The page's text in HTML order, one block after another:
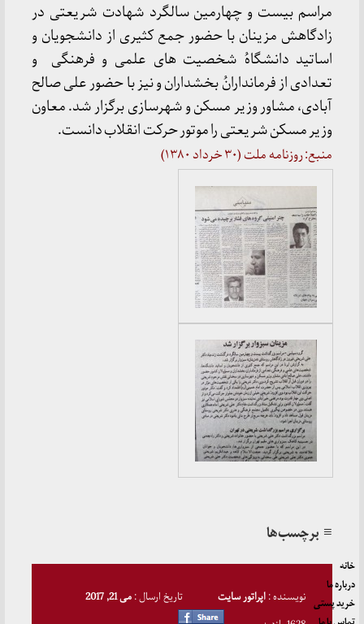
مراسم بیست و چهارمین سالگرد شهادت شریعتی در
زادگاهش مزینان با حضور جمع کثیری از دانشجویان و
اساتید دانشگاهُ شخصیت های علمی و فرهنگی و
تعدادی از فرماندارانُ بخشداران و نیز با حضور علی صالح
آبادی، مشاور وزیر مسکن و شهرسازی برگزار شد. معاون
وزیر مسکن شریعتی را موتور حرکت انقلاب دانست.
منبع: روزنامه ملت (۳۰ خرداد ۱۳۸۰)
≡ برچسب‌ها
نویسنده :اپراتور سایت تاریخ ارسال :می 21, 2017
خانه
درباره ما
خرید پستی